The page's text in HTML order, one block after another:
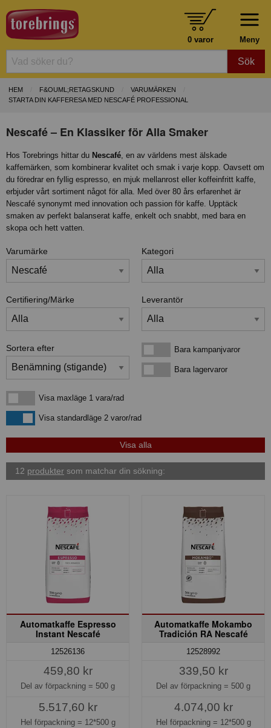
Meny
0 varor
Sök
HEM F&OUML;RETAGSKUND
VARUMÄRKEN
STARTA DIN KAFFERESA MED NESCAFÉ PROFESSIONAL
Nescafé – En Klassiker för Alla Smaker
Hos Torebrings hittar du Nescafé , en av världens mest älskade
kaffemärken, som kombinerar kvalitet och smak i varje kopp. Oavsett om
du föredrar en fyllig espresso, en mjuk mellanrost eller koffeinfritt kaffe,
erbjuder vårt sortiment något för alla. Med över 80 års erfarenhet är
Nescafé synonymt med innovation och passion för kaffe. Upptäck
smaken av perfekt balanserat kaffe, enkelt och snabbt, med bara en
skopa och hett vatten.
Varumärke Kategori
Certifiering/Märke Leverantör
Sortera efter Bara kampanjvarorBara kampanjvaror
Bara lagervarorBara lagervaror
Visa maxläge 1 vara/rad
Visa maxläge 1 vara/rad
Visa standardlägeVisa standardläge 2 varor/rad
12 produkter som matchar din sökning:
Automatkaffe Espresso
Instant Nescafé
12526136
459,80 kr
Del av förpackning = 500 g
5.517,60 kr
Hel förpackning = 12*500 g
Automatkaffe Mokambo
Tradición RA Nescafé
12528992
339,50 kr
Del av förpackning = 500 g
4.074,00 kr
Hel förpackning = 12*500 g